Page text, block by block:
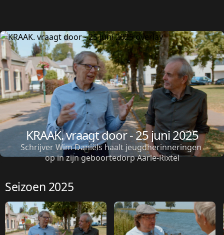
KRAAK. vraagt door - 25 juni 2025
Schrijver Wim Daniëls haalt jeugdherinneringen
op in zijn geboortedorp Aarle-Rixtel
Seizoen 2025